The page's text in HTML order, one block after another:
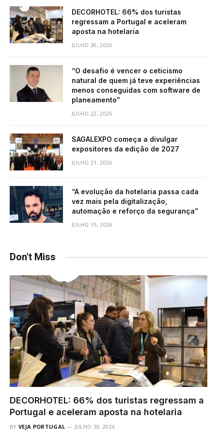
DECORHOTEL: 66% dos turistas
regressam a Portugal e aceleram
aposta na hotelaria
JULHO 30, 2026
“O desafio é vencer o ceticismo
natural de quem já teve experiências
menos conseguidas com software de
planeamento”
JULHO 22, 2026
SAGALEXPO começa a divulgar
expositores da edição de 2027
JULHO 21, 2026
“A evolução da hotelaria passa cada
vez mais pela digitalização,
automação e reforço da segurança”
JULHO 15, 2026
Don't Miss
DECORHOTEL: 66% dos turistas regressam a
Portugal e aceleram aposta na hotelaria
BY VEJA PORTUGAL JULHO 30, 2026